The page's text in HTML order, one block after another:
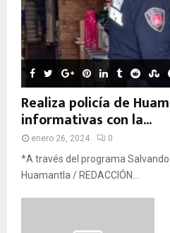
Realiza policía de
informativas con la...
enero 26, 2024 0
*A través del programa
Huamantla / REDACCIÓN...